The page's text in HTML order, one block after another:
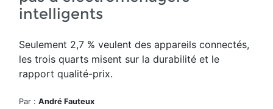
intelligents
Seulement 2,7 % veulent des appareils connectés,
les trois quarts misent sur la durabilité et le
rapport qualité-prix.
Par : André Fauteux